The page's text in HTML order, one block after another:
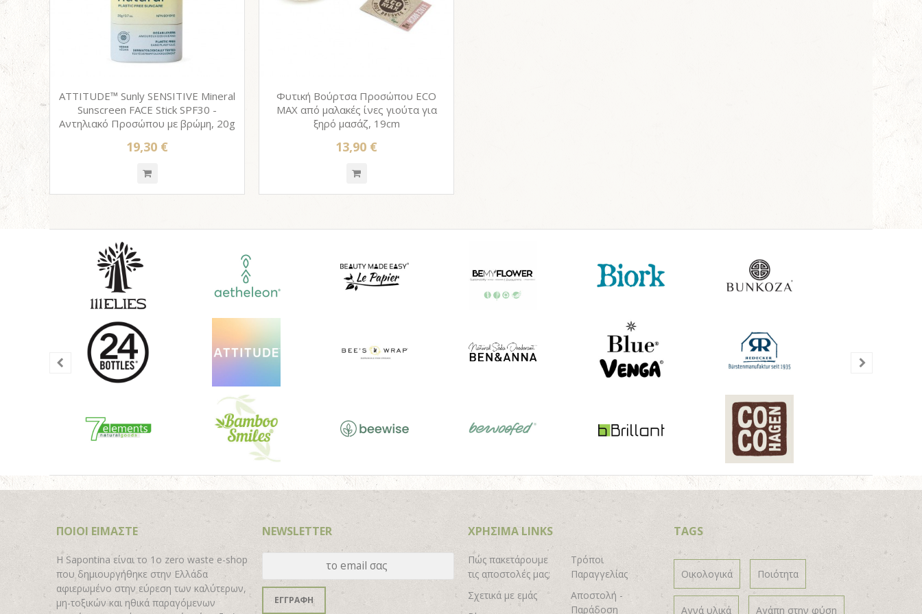
ATTITUDE™ Sunly SENSITIVE Mineral
Sunscreen FACE Stick SPF30 -
Αντηλιακό Προσώπου με βρώμη, 20g
19,30 €
Φυτική Βούρτσα Προσώπου ECO
MAX από μαλακές ίνες γιούτα για
ξηρό μασάζ, 19cm
13,90 €
ΠΟΙΟΙ ΕΙΜΑΣΤΕ
H Sapontina είναι το 1ο zero waste e-shop
που δημιουργήθηκε στην Ελλάδα
αφιερωμένο στην εύρεση των καλύτερων,
μη-τοξικών και ηθικά παραγόμενων
NEWSLETTER
ΕΓΓΡΑΦΗ
ΧΡΗΣΙΜΑ LINKS
Πώς πακετάρουμε
τις αποστολές μας;
Σχετικά με εμάς
Τρόποι
Παραγγελίας
Αποστολή -
Παράδοση
TAGS
Οικολογικά Ποιότητα
Αγνά υλικά Αγάπη στην φύση